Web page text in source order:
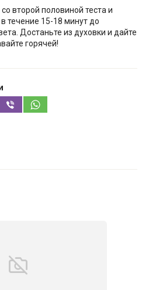
второй половиной теста и
течение 15-18 минут до
Достаньте из духовки и дайте
горячей!